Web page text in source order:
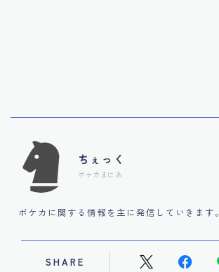
ちぇっく
ポケカまにあ
ポケカに関する情報を主に発信していきます。
SHARE